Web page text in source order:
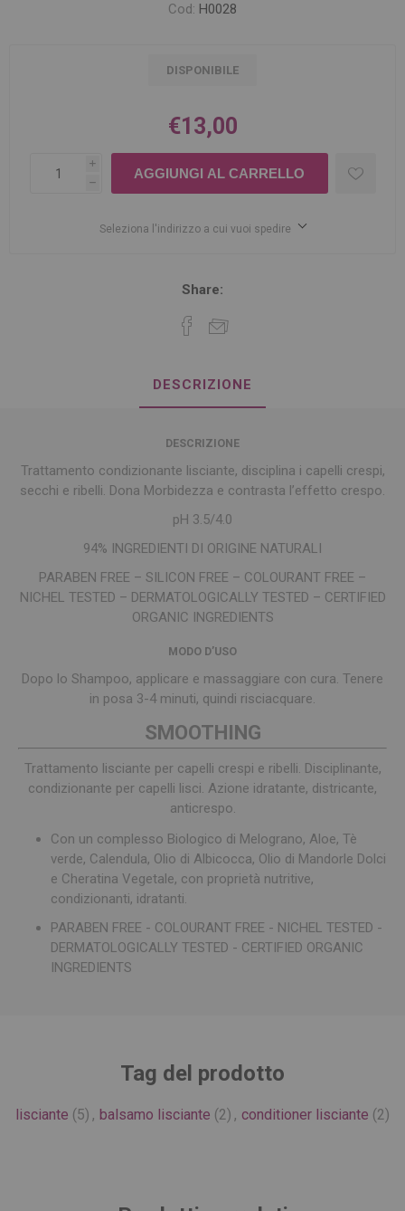
Cod: H0028
DISPONIBILE
€13,00
i
h
Seleziona l'indirizzo a cui vuoi spedire
Share:
DESCRIZIONE
DESCRIZIONE
Trattamento condizionante lisciante, disciplina i capelli crespi,
secchi e ribelli. Dona Morbidezza e contrasta l’effetto crespo.
pH 3.5/4.0
94% INGREDIENTI DI ORIGINE NATURALI
PARABEN FREE – SILICON FREE – COLOURANT FREE –
NICHEL TESTED – DERMATOLOGICALLY TESTED – CERTIFIED
ORGANIC INGREDIENTS
MODO D’USO
Dopo lo Shampoo, applicare e massaggiare con cura. Tenere
in posa 3-4 minuti, quindi risciacquare.
SMOOTHING
Trattamento lisciante per capelli crespi e ribelli. Disciplinante,
condizionante per capelli lisci. Azione idratante, districante,
anticrespo.
Con un complesso Biologico di Melograno, Aloe, Tè
verde, Calendula, Olio di Albicocca, Olio di Mandorle Dolci
e Cheratina Vegetale, con proprietà nutritive,
condizionanti, idratanti.
PARABEN FREE - COLOURANT FREE - NICHEL TESTED -
DERMATOLOGICALLY TESTED - CERTIFIED ORGANIC
INGREDIENTS
Tag del prodotto
lisciante (5) , balsamo lisciante (2) , conditioner lisciante (2)